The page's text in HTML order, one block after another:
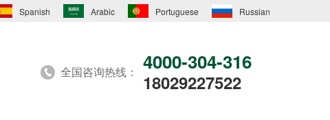
Spanish Arabic Portuguese Russian
全国咨询热线： 4000-304-316
18029227522